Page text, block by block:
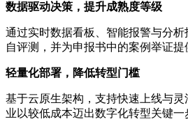
数据驱动决策，提升成熟度等级
通过实时数据看板、智能报警与分
自评测，并为申报书中的案例举证提
轻量化部署，降低转型门槛
基于云原生架构，支持快速上线与
业以较低成本迈出数字化转型关键一